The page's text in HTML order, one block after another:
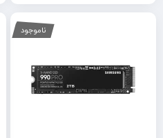
ناموجود